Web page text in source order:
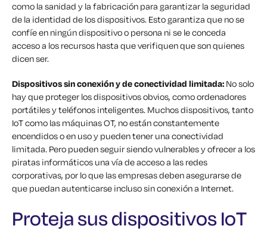
como la sanidad y la fabricación para garantizar la seguridad
de la identidad de los dispositivos. Esto garantiza que no se
confíe en ningún dispositivo o persona ni se le conceda
acceso a los recursos hasta que verifiquen que son quienes
dicen ser.
Dispositivos sin conexión y de conectividad limitada: No solo
hay que proteger los dispositivos obvios, como ordenadores
portátiles y teléfonos inteligentes. Muchos dispositivos, tanto
IoT como las máquinas OT, no están constantemente
encendidos o en uso y pueden tener una conectividad
limitada. Pero pueden seguir siendo vulnerables y ofrecer a los
piratas informáticos una vía de acceso a las redes
corporativas, por lo que las empresas deben asegurarse de
que puedan autenticarse incluso sin conexión a Internet.
Proteja sus dispositivos IoT